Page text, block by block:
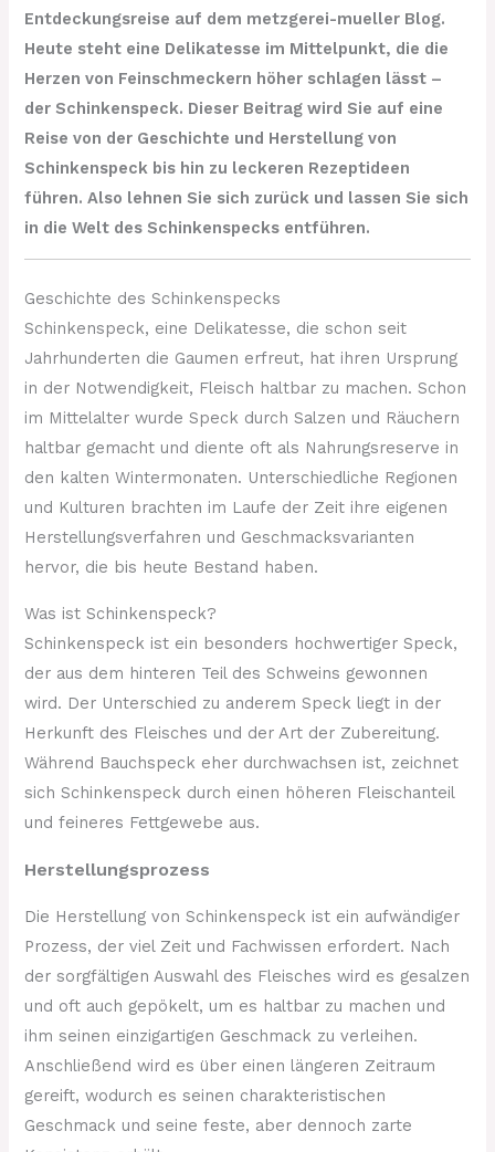
Entdeckungsreise auf dem metzgerei-mueller Blog.
Heute steht eine Delikatesse im Mittelpunkt, die die
Herzen von Feinschmeckern höher schlagen lässt –
der Schinkenspeck. Dieser Beitrag wird Sie auf eine
Reise von der Geschichte und Herstellung von
Schinkenspeck bis hin zu leckeren Rezeptideen
führen. Also lehnen Sie sich zurück und lassen Sie sich
in die Welt des Schinkenspecks entführen.
Geschichte des Schinkenspecks
Schinkenspeck, eine Delikatesse, die schon seit
Jahrhunderten die Gaumen erfreut, hat ihren Ursprung
in der Notwendigkeit, Fleisch haltbar zu machen. Schon
im Mittelalter wurde Speck durch Salzen und Räuchern
haltbar gemacht und diente oft als Nahrungsreserve in
den kalten Wintermonaten. Unterschiedliche Regionen
und Kulturen brachten im Laufe der Zeit ihre eigenen
Herstellungsverfahren und Geschmacksvarianten
hervor, die bis heute Bestand haben.
Was ist Schinkenspeck?
Schinkenspeck ist ein besonders hochwertiger Speck,
der aus dem hinteren Teil des Schweins gewonnen
wird. Der Unterschied zu anderem Speck liegt in der
Herkunft des Fleisches und der Art der Zubereitung.
Während Bauchspeck eher durchwachsen ist, zeichnet
sich Schinkenspeck durch einen höheren Fleischanteil
und feineres Fettgewebe aus.
Herstellungsprozess
Die Herstellung von Schinkenspeck ist ein aufwändiger
Prozess, der viel Zeit und Fachwissen erfordert. Nach
der sorgfältigen Auswahl des Fleisches wird es gesalzen
und oft auch gepökelt, um es haltbar zu machen und
ihm seinen einzigartigen Geschmack zu verleihen.
Anschließend wird es über einen längeren Zeitraum
gereift, wodurch es seinen charakteristischen
Geschmack und seine feste, aber dennoch zarte